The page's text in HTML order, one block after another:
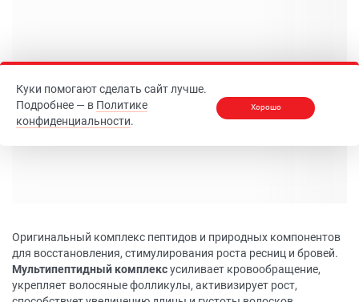
Оригинальный комплекс пептидов и природных компонентов
для восстановления, стимулирования роста ресниц и бровей.
Мультипептидный комплексусиливает кровообращение,
укрепляет волосяные фолликулы, активизирует рост,
Куки помогают сделать сайт лучше.
Подробнее — в Политике
конфиденциальности.
Хорошо